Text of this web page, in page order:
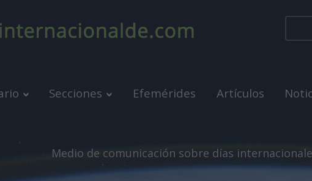
Secciones Efemérides Artículos
Medio de comunicación sobre días